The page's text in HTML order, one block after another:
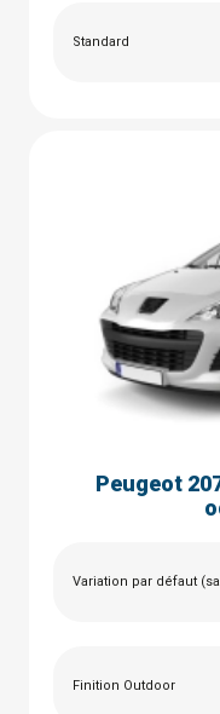
Standard
Peugeot
Variation par défaut
Finition Outdoor